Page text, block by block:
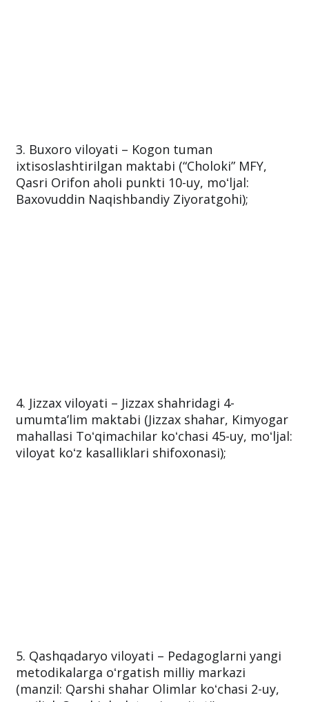
3. Buxoro viloyati – Kogon tuman
ixtisoslashtirilgan maktabi (“Choloki” MFY,
Qasri Orifon aholi punkti 10-uy, moʻljal:
Baxovuddin Naqishbandiy Ziyoratgohi);
4. Jizzax viloyati – Jizzax shahridagi 4-
umumtaʼlim maktabi (Jizzax shahar, Kimyogar
mahallasi Toʻqimachilar koʻchasi 45-uy, moʻljal:
viloyat koʻz kasalliklari shifoxonasi);
5. Qashqadaryo viloyati – Pedagoglarni yangi
metodikalarga oʻrgatish milliy markazi
(manzil: Qarshi shahar Olimlar koʻchasi 2-uy,